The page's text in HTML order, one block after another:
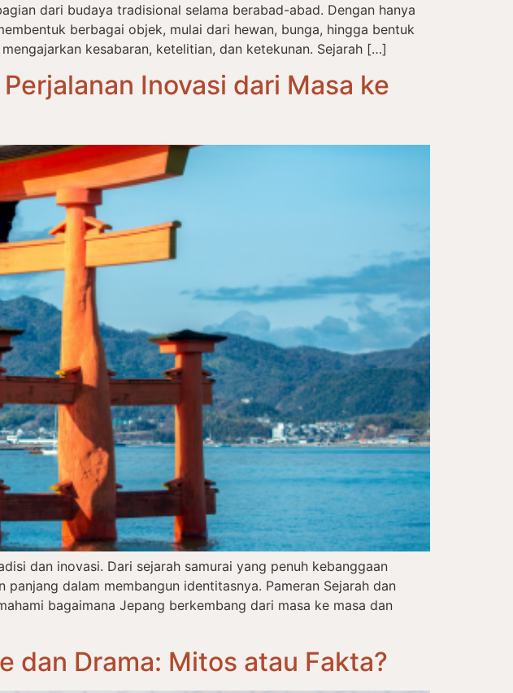
dari budaya tradisional selama berabad-abad. Dengan hanya
berbagai objek, mulai dari hewan, bunga, hingga bentuk
kesabaran, ketelitian, dan ketekunan. Sejarah […]
Inovasi dari Masa ke
dan inovasi. Dari sejarah samurai yang penuh kebanggaan
dalam membangun identitasnya. Pameran Sejarah dan
bagaimana Jepang berkembang dari masa ke masa dan
dan Drama: Mitos atau Fakta?